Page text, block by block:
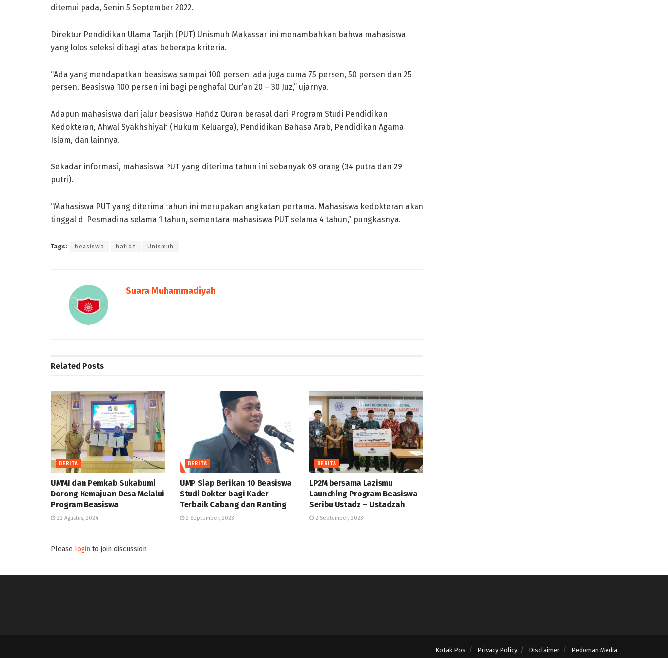
ditemui pada, Senin 5 September 2022.
Direktur Pendidikan Ulama Tarjih (PUT) Unismuh Makassar ini menambahkan bahwa mahasiswa
yang lolos seleksi dibagi atas beberapa kriteria.
“Ada yang mendapatkan beasiswa sampai 100 persen, ada juga cuma 75 persen, 50 persen dan 25
persen. Beasiswa 100 persen ini bagi penghafal Qur’an 20 – 30 Juz,” ujarnya.
Adapun mahasiswa dari jalur beasiswa Hafidz Quran berasal dari Program Studi Pendidikan
Kedokteran, Ahwal Syakhshiyah (Hukum Keluarga), Pendidikan Bahasa Arab, Pendidikan Agama
Islam, dan lainnya.
Sekadar informasi, mahasiswa PUT yang diterima tahun ini sebanyak 69 orang (34 putra dan 29
putri).
“Mahasiswa PUT yang diterima tahun ini merupakan angkatan pertama. Mahasiswa kedokteran akan
tinggal di Pesmadina selama 1 tahun, sementara mahasiswa PUT selama 4 tahun,” pungkasnya.
Tags: beasiswa hafidz Unismuh
Suara Muhammadiyah
Related Posts
BERITA
UMMI dan Pemkab Sukabumi
Dorong Kemajuan Desa Melalui
Program Beasiswa
22 Agustus, 2024
BERITA
UMP Siap Berikan 10 Beasiswa
Studi Dokter bagi Kader
Terbaik Cabang dan Ranting
2 September, 2023
BERITA
LP2M bersama Lazismu
Launching Program Beasiswa
Seribu Ustadz – Ustadzah
2 September, 2023
Please login to join discussion
Kotak Pos Privacy Policy Disclaimer Pedoman Media